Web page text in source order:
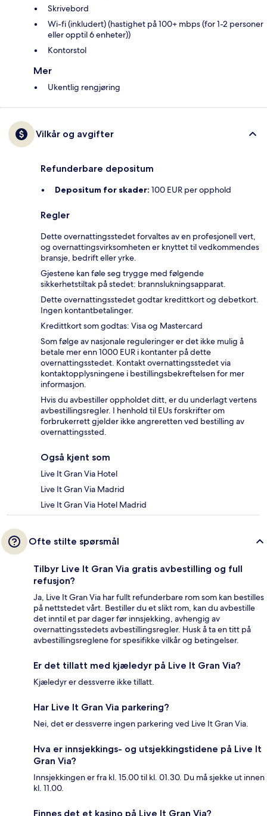
Skrivebord
Wi-fi (inkludert) (hastighet på 100+ mbps (for 1-2 personer
eller opptil 6 enheter))
Kontorstol
Mer
Ukentlig rengjøring
Vilkår og avgifter
Refunderbare depositum
Depositum for skader: 100 EUR per opphold
Regler
Dette overnattingsstedet forvaltes av en profesjonell vert,
og overnattingsvirksomheten er knyttet til vedkommendes
bransje, bedrift eller yrke.
Gjestene kan føle seg trygge med følgende
sikkerhetstiltak på stedet: brannslukningsapparat.
Dette overnattingsstedet godtar kredittkort og debetkort.
Ingen kontantbetalinger.
Kredittkort som godtas: Visa og Mastercard
Som følge av nasjonale reguleringer er det ikke mulig å
betale mer enn 1000 EUR i kontanter på dette
overnattingsstedet. Kontakt overnattingsstedet via
kontaktopplysningene i bestillingsbekreftelsen for mer
informasjon.
Hvis du avbestiller oppholdet ditt, er du underlagt vertens
avbestillingsregler. I henhold til EUs forskrifter om
forbrukerrett gjelder ikke angreretten ved bestilling av
overnattingssted.
Også kjent som
Live It Gran Via Hotel
Live It Gran Via Madrid
Live It Gran Via Hotel Madrid
Ofte stilte spørsmål
Tilbyr Live It Gran Via gratis avbestilling og full
refusjon?
Ja, Live It Gran Via har fullt refunderbare rom som kan bestilles
på nettstedet vårt. Bestiller du et slikt rom, kan du avbestille
det inntil et par dager før innsjekking, avhengig av
overnattingsstedets avbestillingsregler. Husk å ta en titt på
avbestillingsreglene for spesifikke vilkår og betingelser.
Er det tillatt med kjæledyr på Live It Gran Via?
Kjæledyr er dessverre ikke tillatt.
Har Live It Gran Via parkering?
Nei, det er dessverre ingen parkering ved Live It Gran Via.
Hva er innsjekkings- og utsjekkingstidene på Live It
Gran Via?
Innsjekkingen er fra kl. 15.00 til kl. 01.30. Du må sjekke ut innen
kl. 11.00.
Finnes det et kasino på Live It Gran Via?